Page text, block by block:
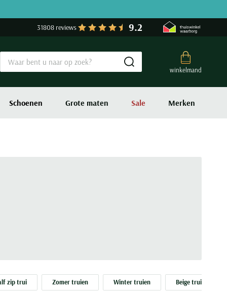
31808 reviews 9.2
winkelmand
Submit search
Schoenen Grote maten Sale Merken
zip trui Zomer truien Winter truien Beige trui